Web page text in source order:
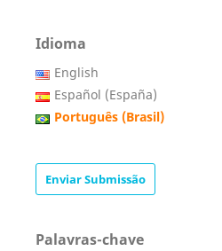
Idioma
English
Español (España)
Português (Brasil)
Enviar Submissão
Palavras-chave